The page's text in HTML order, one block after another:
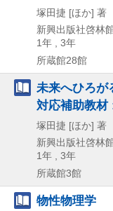
塚田捷 [ほか] 著
新興出版社啓林
1年 , 3年
所蔵館28館
未来へひろ
対応補助教材
塚田捷 [ほか] 著
新興出版社啓林
1年 , 3年
所蔵館3館
物性物理学